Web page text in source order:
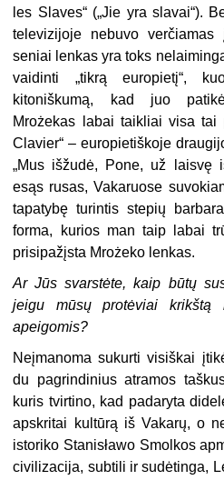
les Slaves“ („Jie yra slavai“).
televizijoje nebuvo
seniai lenkas yra toks
vaidinti „tikrą europietį“,
kitoniškumą, kad juo
Mrożekas labai taikliai visa tai
Clavier“ – europietiškoje
„Mus išžudė, Pone, už laisvę
esąs rusas, Vakaruose
tapatybę turintis stepių
forma, kurios man taip labai
prisipažįsta Mrożeko lenkas.
Ar Jūs svarstėte, kaip būtų
jeigu mūsų protėviai krikštą
apeigomis?
Neįmanoma sukurti visiškai
du pagrindinius atramos
kuris tvirtino, kad padaryta
apskritai kultūrą iš Vakarų, o
istoriko Stanisławo Smolkos
civilizacija, subtili ir sudėtinga,